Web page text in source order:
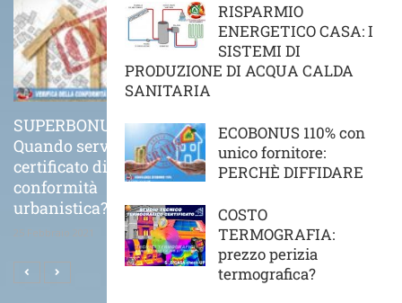
RISPARMIO
ENERGETICO CASA: I
SISTEMI DI
PRODUZIONE DI ACQUA CALDA
SANITARIA
ECOBONUS 110% con
unico fornitore:
PERCHÈ DIFFIDARE
COSTO
TERMOGRAFIA:
prezzo perizia
termografica?
SUPERBONUS 110%
Quando serve il
certificato di
conformità
urbanistica?
25 Febbraio 2021
COME VA POSATO
CORRETTAMENTE UN
CAPPOTTO TERMICO